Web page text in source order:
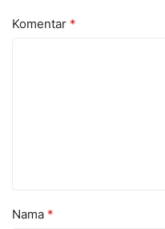
Komentar *
Nama *